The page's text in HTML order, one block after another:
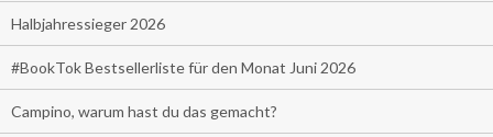
Halbjahressieger 2026
#BookTok Bestsellerliste für den Monat Juni 2026
Campino, warum hast du das gemacht?